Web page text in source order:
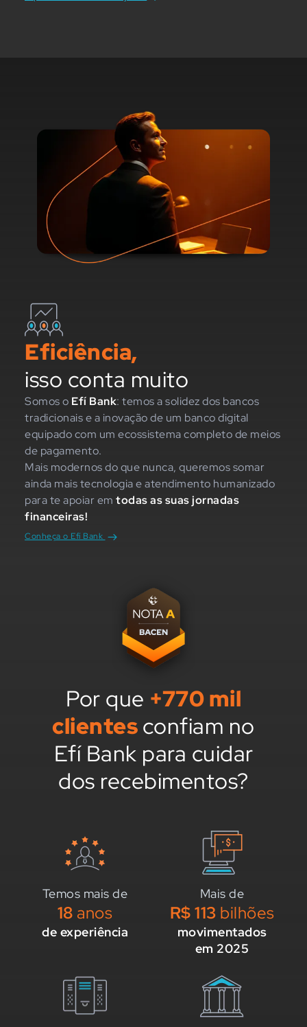
Eficiência,
isso conta muito
Somos o Efí Bank: temos a solidez dos bancos
tradicionais e a inovação de um banco digital
equipado com um ecossistema completo de meios
de pagamento.
Mais modernos do que nunca, queremos somar
ainda mais tecnologia e atendimento humanizado
para te apoiar em todas as suas jornadas
financeiras!
Conheça o Efí Bank
Por que +770 mil
clientesconfiam no
Efí Bank para cuidar
dos recebimentos?
Temos mais de
18 anos
de experiência
Mais de
R$ 113 bilhões
movimentados
em 2025